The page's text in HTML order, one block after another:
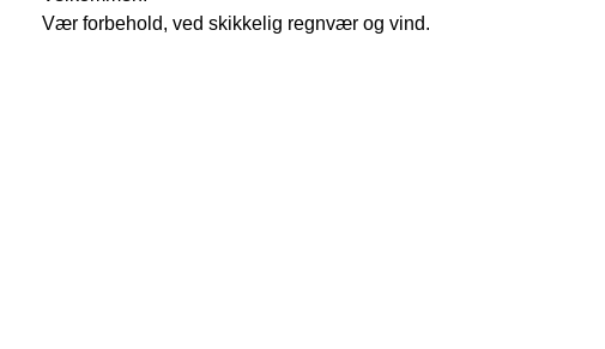
Vær forbehold, ved skikkelig regnvær og vind.